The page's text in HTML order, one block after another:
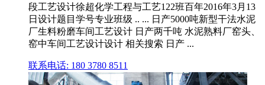
段工艺设计徐超化学工程与工艺122班百年2016年3月13
日设计题目学号专业班级 .. ... 日产5000吨新型干法水泥
厂生料粉磨车间工艺设计 日产两千吨 水泥熟料厂窑头、
窑中车间工艺设计设计 相关搜索 日产 ...
联系电话: 180 3780 8511